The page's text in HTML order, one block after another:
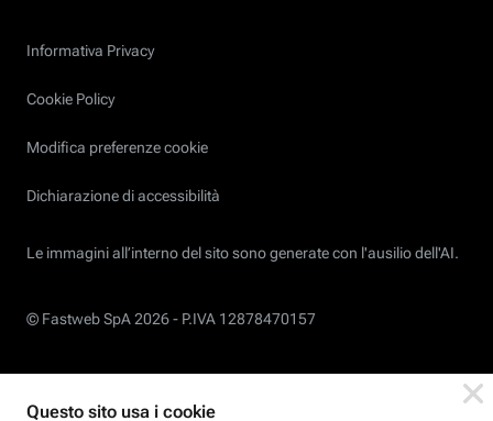
Informativa Privacy
Cookie Policy
Modifica preferenze cookie
Dichiarazione di accessibilità
Le immagini all’interno del sito sono generate con l'ausilio dell'AI.
© Fastweb SpA 2026 - P.IVA 12878470157